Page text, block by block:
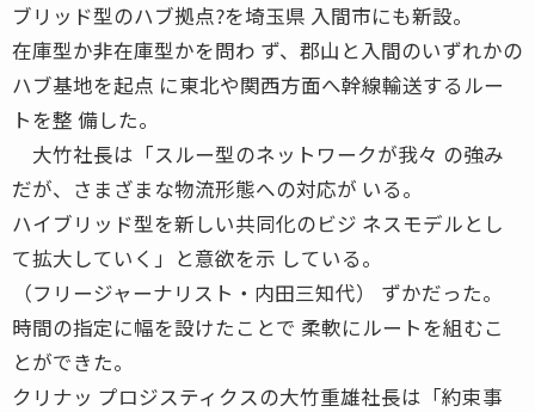
ブリッド型のハブ拠点?を埼玉県 入間市にも新設。
在庫型か非在庫型かを問わ ず、郡山と入間のいずれかの
ハブ基地を起点 に東北や関西方面へ幹線輸送するルー
トを整 備した。
大竹社長は「スルー型のネットワークが我々 の強み
だが、さまざまな物流形態への対応が いる。
ハイブリッド型を新しい共同化のビジ ネスモデルとし
て拡大していく」と意欲を示 している。
（フリージャーナリスト・内田三知代） ずかだった。
時間の指定に幅を設けたことで 柔軟にルートを組むこ
とができた。
クリナッ プロジスティクスの大竹重雄社長は「約束事